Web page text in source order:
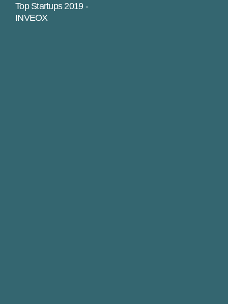
Top Startups 2019 -
INVEOX